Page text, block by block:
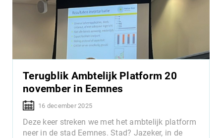
Terugblik Ambtelijk Platform 20
november in Eemnes
16 december 2025
Deze keer streken we met het ambtelijk platform
neer in de stad Eemnes. Stad? Jazeker, in de